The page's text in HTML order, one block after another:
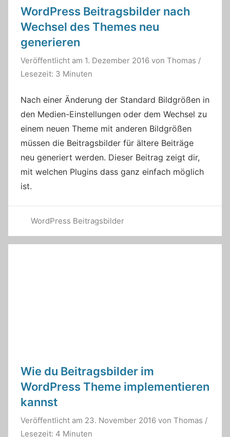
WordPress Beitragsbilder nach
Wechsel des Themes neu
generieren
Veröffentlicht am 1. Dezember 2016 von Thomas /
Lesezeit: 3 Minuten
Nach einer Änderung der Standard Bildgrößen in
den Medien-Einstellungen oder dem Wechsel zu
einem neuen Theme mit anderen Bildgrößen
müssen die Beitragsbilder für ältere Beiträge
neu generiert werden. Dieser Beitrag zeigt dir,
mit welchen Plugins dass ganz einfach möglich
ist.
WordPress Beitragsbilder
Wie du Beitragsbilder im
WordPress Theme implementieren
kannst
Veröffentlicht am 23. November 2016 von Thomas /
Lesezeit: 4 Minuten